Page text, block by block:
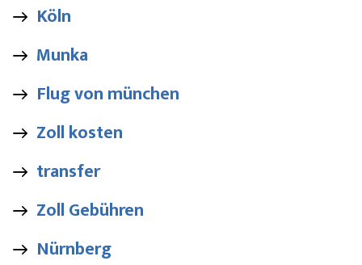
Köln
Munka
Flug von münchen
Zoll kosten
transfer
Zoll Gebühren
Nürnberg